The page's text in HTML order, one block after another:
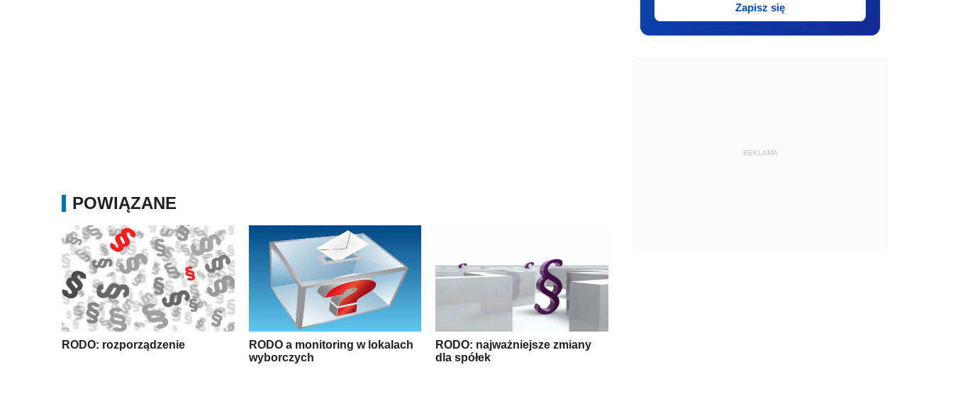
POWIĄZANE
RODO: rozporządzenie
RODO a monitoring w lokalach
wyborczych
RODO: najważniejsze zmiany
dla spółek
Zapisz się
REKLAMA